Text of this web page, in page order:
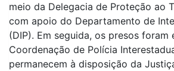
meio da Delegacia de Proteção ao
com apoio do Departamento de
(DIP). Em seguida, os presos foram
Coordenação de Polícia
permanecem à disposição da